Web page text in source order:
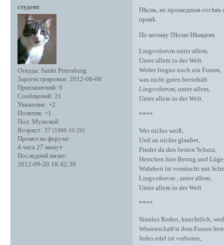
студент
Откуда: Sankt Petersburg
Зарегистрирован: 2012-08-06
Приглашений: 0
Сообщений: 21
Уважение: +2
Позитив: +1
Пол: Мужской
Возраст: 37 [1988-10-29]
Провел на форуме:
4 часа 27 минут
Последний визит:
2012-09-20 18:42:30
Пѣснь, не прошедшая отсѣвъ
правѣ.
По мотиву Пѣсни Нѣмцевъ
Lingvoforvm unter allem,
Unter allem in der Welt.
Weder linguo noch ein Forum,
was nicht gutes beeinhält.
Lingvoforvm, unter allem,
Unter allem in der Welt.
****
Wer nichts weiß,
Und an nichts glaubet,
Findet da den besten Schutz,
Herschen hier Betrug und
Wahrheit ist vermischt mit
Lingvoforvm , unter allem,
Unter allem in der Welt
****
Sinnlos Reden, knechtlich,
Wissenschaft'st dem Forum
Jedes edel ist verboten,